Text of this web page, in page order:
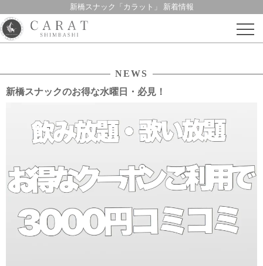
新橋スナック「カラット」 新着情報
Skip
NEWS
新橋スナックのお得な水曜日・必見！